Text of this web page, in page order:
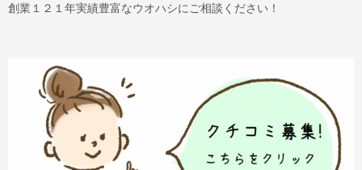
創業１２１年実績豊富なウオハシにご相談ください！